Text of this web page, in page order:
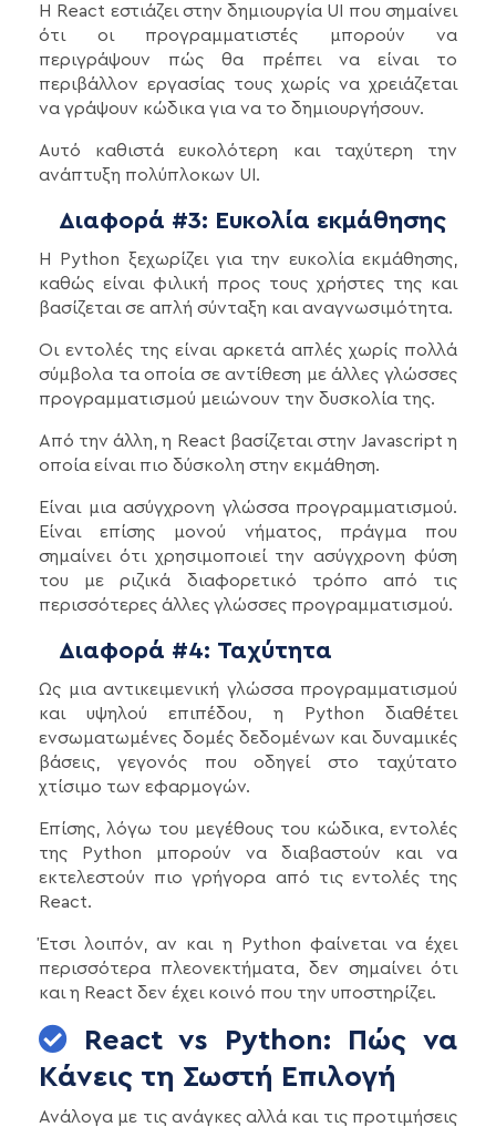
Η React εστιάζει στην δημιουργία UI που σημαίνει
ότι οι προγραμματιστές μπορούν να
περιγράψουν πώς θα πρέπει να είναι το
περιβάλλον εργασίας τους χωρίς να χρειάζεται
να γράψουν κώδικα για να το δημιουργήσουν.
Αυτό καθιστά ευκολότερη και ταχύτερη την
ανάπτυξη πολύπλοκων UI.
Διαφορά #3: Ευκολία εκμάθησης
Η Python ξεχωρίζει για την ευκολία εκμάθησης,
καθώς είναι φιλική προς τους χρήστες της και
βασίζεται σε απλή σύνταξη και αναγνωσιμότητα.
Οι εντολές της είναι αρκετά απλές χωρίς πολλά
σύμβολα τα οποία σε αντίθεση με άλλες γλώσσες
προγραμματισμού μειώνουν την δυσκολία της.
Από την άλλη, η React βασίζεται στην Javascript η
οποία είναι πιο δύσκολη στην εκμάθηση.
Eίναι μια ασύγχρονη γλώσσα προγραμματισμού.
Είναι επίσης μονού νήματος, πράγμα που
σημαίνει ότι χρησιμοποιεί την ασύγχρονη φύση
του με ριζικά διαφορετικό τρόπο από τις
περισσότερες άλλες γλώσσες προγραμματισμού.
Διαφορά #4: Ταχύτητα
Ως μια αντικειμενική γλώσσα προγραμματισμού
και υψηλού επιπέδου, η Python διαθέτει
ενσωματωμένες δομές δεδομένων και δυναμικές
βάσεις, γεγονός που οδηγεί στο ταχύτατο
χτίσιμο των εφαρμογών.
Επίσης, λόγω του μεγέθους του κώδικα, εντολές
της Python μπορούν να διαβαστούν και να
εκτελεστούν πιο γρήγορα από τις εντολές της
React.
Έτσι λοιπόν, αν και η Python φαίνεται να έχει
περισσότερα πλεονεκτήματα, δεν σημαίνει ότι
και η React δεν έχει κοινό που την υποστηρίζει.
React vs Python: Πώς να
Κάνεις τη Σωστή Επιλογή
Ανάλογα με τις ανάγκες αλλά και τις προτιμήσεις